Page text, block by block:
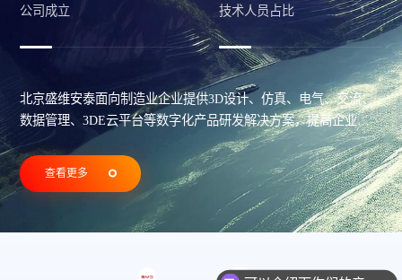
公司成立 技术人员占比
北京盛维安泰面向制造业企业提供3D设计、仿真、电气、交流、
数据管理、3DE云平台等数字化产品研发解决方案，提高企业创
新效能、降低研发成本和风险、促进团队协作，优化业务决策流
程，实现企业的数字化转型和智能化升级。我们的专家团队将根
据企业的需求结合行业标准实践… 提供定制化的数字化应用解决
查看更多